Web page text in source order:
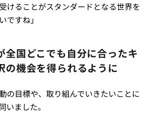
けることがスタンダードとなる世界を
ですね」
全国どこでも自分に合ったキ
の機会を得られるように
の目標や、取り組んでいきたいことに
いました。